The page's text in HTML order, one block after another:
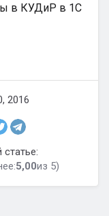
в КУДиР в 1С
2016
5,00из 5)